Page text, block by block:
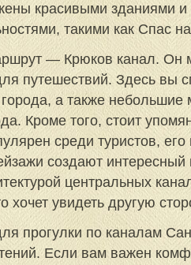
красивыми зданиями
такими как Спас
— Крюков канал. Он
путешествий. Здесь вы
города, а также
Кроме того, стоит
среди туристов,
создают интересный
центральных
хочет увидеть другую
прогулки по каналам
Если вам важен